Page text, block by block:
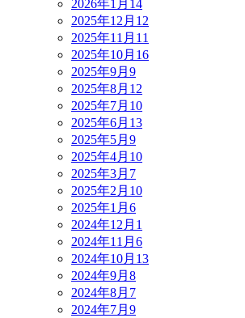
2026年1月 14
2025年12月 12
2025年11月 11
2025年10月 16
2025年9月 9
2025年8月 12
2025年7月 10
2025年6月 13
2025年5月 9
2025年4月 10
2025年3月 7
2025年2月 10
2025年1月 6
2024年12月 1
2024年11月 6
2024年10月 13
2024年9月 8
2024年8月 7
2024年7月 9